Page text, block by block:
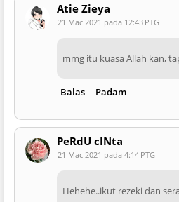
Atie Zieya
21 Mac 2021 pada 12:43 PTG
mmg itu kuasa Allah kan,
Balas Padam
PeRdU cINta
21 Mac 2021 pada 4:14 PTG
Hehehe..ikut rezeki dan